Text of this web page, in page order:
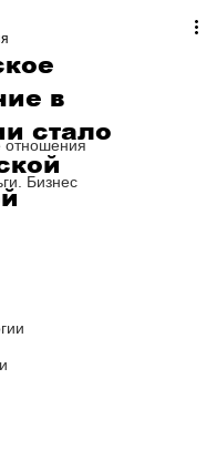
Бизнес
в
стало